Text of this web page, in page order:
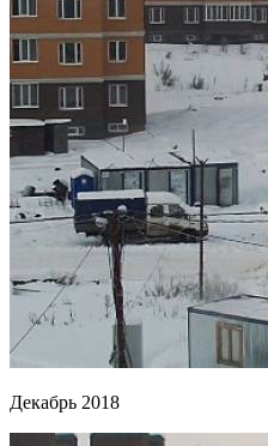
Декабрь 2018